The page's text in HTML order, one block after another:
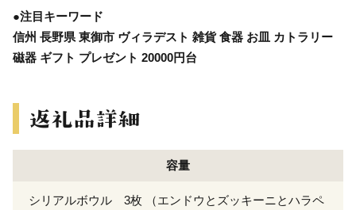
●注目キーワード
信州 長野県 東御市 ヴィラデスト 雑貨 食器 お皿 カトラリー
磁器 ギフト プレゼント 20000円台
容量
シリアルボウル 3枚 （エンドウとズッキーニとハラペ